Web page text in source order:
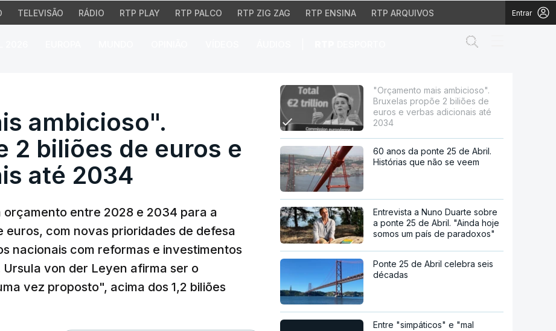
TELEVISÃO RÁDIO RTP PLAY RTP PALCO RTP ZIG ZAG RTP ENSINA RTP ARQUIVOS Entrar
ambicioso". Bruxelas propõe 2 biliões de
ambicioso".
2 biliões de euros e
até 2034
orçamento entre 2028 e 2034 para a
euros, com novas prioridades de defesa
nacionais com reformas e investimentos
von der Leyen afirma ser o
vez proposto", acima dos 1,2 biliões
"Orçamento mais ambicioso".
Bruxelas propõe 2 biliões de
euros e verbas adicionais até
2034
60 anos da ponte 25 de Abril.
Histórias que não se veem
Entrevista a Nuno Duarte sobre
a ponte 25 de Abril. "Ainda hoje
somos um país de paradoxos"
Ponte 25 de Abril celebra seis
décadas
Entre "simpáticos" e "mal